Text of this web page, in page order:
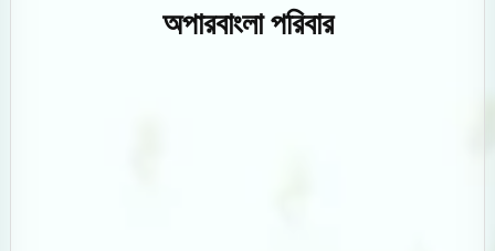
অপারবাংলা পরিবার